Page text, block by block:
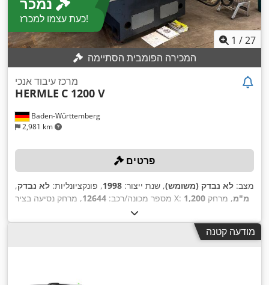
כעת עצמו למכרז!
1 /27
המכירה הפומבית הסתיימה
Baden-Württemberg
2,981 km
מרכז עיבוד אנכי
HERMLE C 1200 V
פרטים
מצב: לא נבדק (משומש), שנת ייצור: 1998, פונקציונליות: לא נבדק,
מספר מכונה/רכב: 12644 , מרחק נסיעה בציר X: 1,200 מ"מ, מרחק
HEIDENHAIN TNC 426
, מהירות ציר (מקסימלית):15,000 סל"ד ,
מודעה קטנה